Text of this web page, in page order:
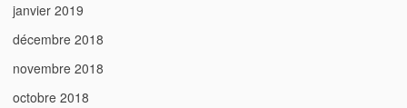
janvier 2019
décembre 2018
novembre 2018
octobre 2018